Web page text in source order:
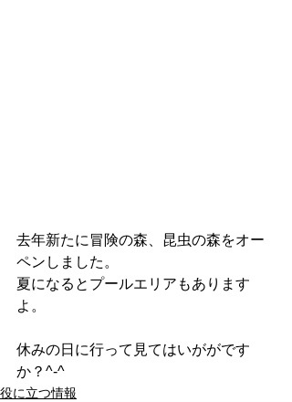
去年新たに冒険の森、昆虫の森をオー
ペンしました。
夏になるとプールエリアもあります
よ。
休みの日に行って見てはいががです
か？^-^
役に立つ情報